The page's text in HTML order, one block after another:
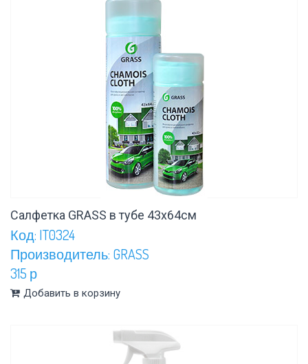
Салфетка GRASS в тубе 43х64см
Код: IT0324
Производитель: GRASS
315 р
Добавить в корзину